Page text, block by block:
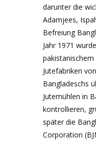
darunter die
Adamjees,
Befreiung
Jahr 1971
Jutefabriken
Bangladeschs
Jutemühlen in
kontrollieren,
später die
Corporation